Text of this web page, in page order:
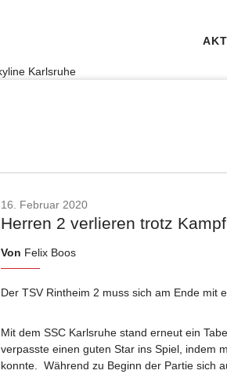
16. Februar 2020
Herren 2 verlieren trotz Kampf
Von Felix Boos
Der TSV Rintheim 2 muss sich am Ende mit
Mit dem SSC Karlsruhe stand erneut ein
verpasste einen guten Star ins Spiel, indem
konnte. Während zu Beginn der Partie sich